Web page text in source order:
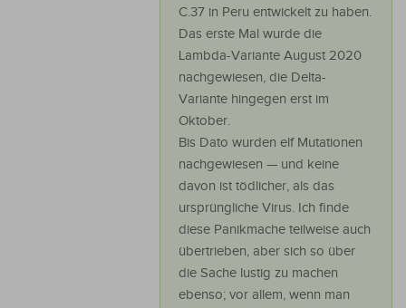
C.37 in Peru entwickelt zu haben.
Das erste Mal wurde die
Lambda-Variante August 2020
nachgewiesen, die Delta-
Variante hingegen erst im
Oktober.
Bis Dato wurden elf Mutationen
nachgewiesen — und keine
davon ist tödlicher, als das
ursprüngliche Virus. Ich finde
diese Panikmache teilweise auch
übertrieben, aber sich so über
die Sache lustig zu machen
ebenso; vor allem, wenn man